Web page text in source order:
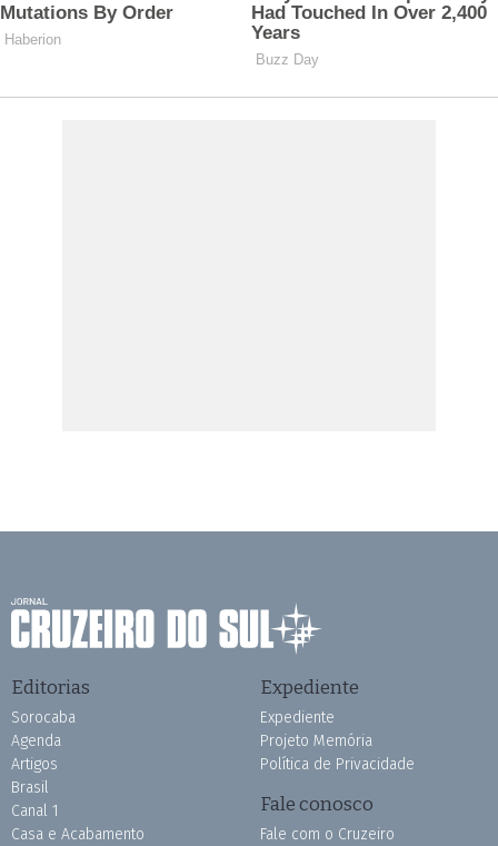
Editorias
Sorocaba
Agenda
Artigos
Brasil
Canal 1
Casa e Acabamento
Expediente
Expediente
Projeto Memória
Política de Privacidade
Fale conosco
Fale com o Cruzeiro